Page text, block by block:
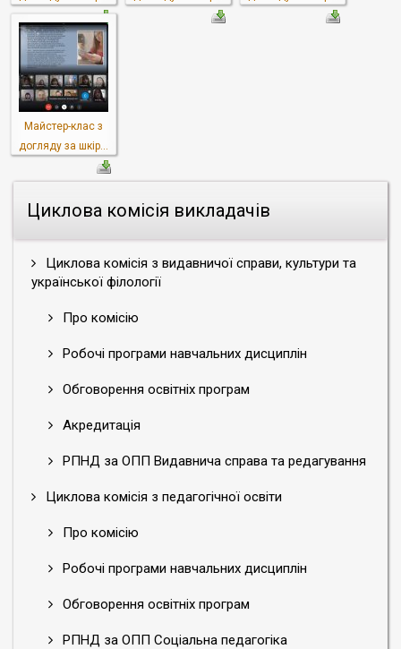
Циклова комісія викладачів
Циклова комісія з видавничої справи, культури та
української філології
Про комісію
Робочі програми навчальних дисциплін
Обговорення освітніх програм
Акредитація
РПНД за ОПП Видавнича справа та редагування
Циклова комісія з педагогічної освіти
Про комісію
Робочі програми навчальних дисциплін
Обговорення освітніх програм
РПНД за ОПП Соціальна педагогіка
Майстер-клас з
догляду за шкір...